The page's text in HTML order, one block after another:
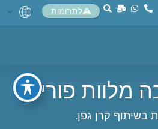
לתרומות
מלוות פוריות
בשיתוף קרן גפן.